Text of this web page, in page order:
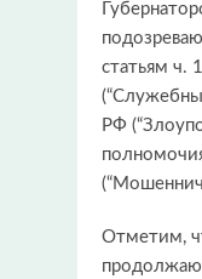
статьям ч.
РФ
Отметим,